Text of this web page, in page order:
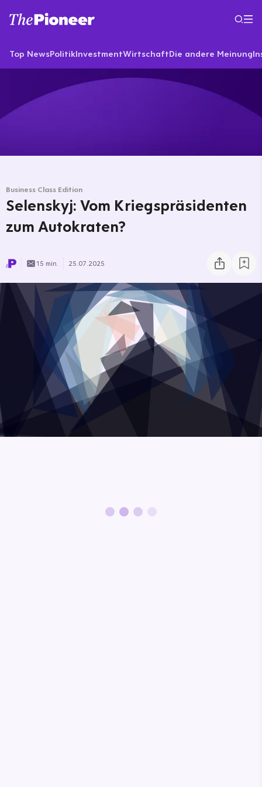
Top NewsPolitikInvestmentWirtschaftDie andere Meinung
Business Class Edition
Selenskyj: Vom Kriegspräsidenten
zum Autokraten?
15 min. 25.07.2025